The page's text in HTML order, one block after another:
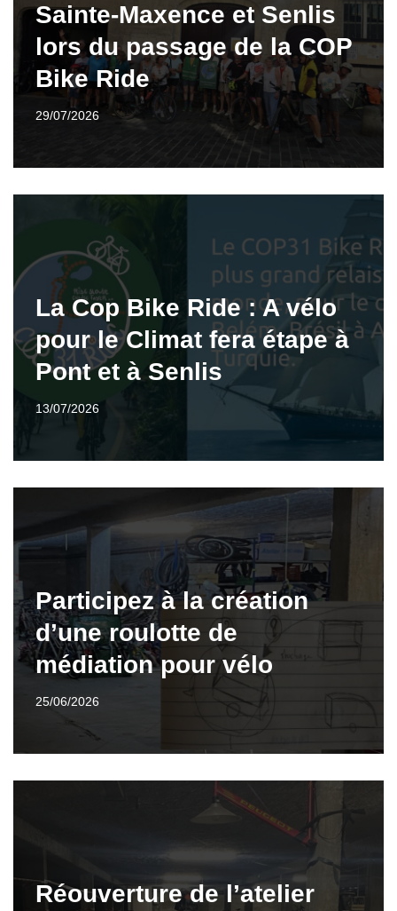
Sainte-Maxence et Senlis
lors du passage de la COP
Bike Ride
29/07/2026
La Cop Bike Ride : A vélo
pour le Climat fera étape à
Pont et à Senlis
13/07/2026
Participez à la création
d’une roulotte de
médiation pour vélo
25/06/2026
Réouverture de l’atelier